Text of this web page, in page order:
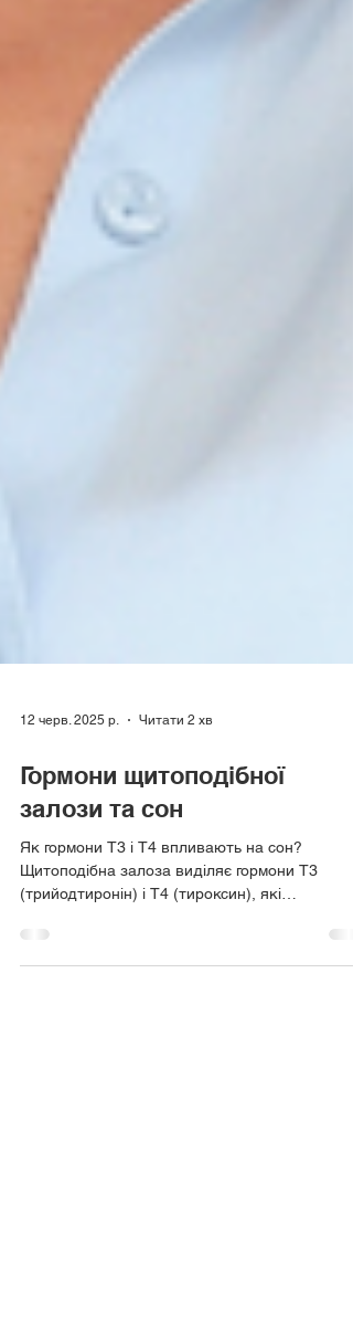
12 черв. 2025 р. Читати 2 хв
Гормони щитоподібної
залози та сон
Як гормони Т3 і Т4 впливають на сон?
Щитоподібна залоза виділяє гормони Т3